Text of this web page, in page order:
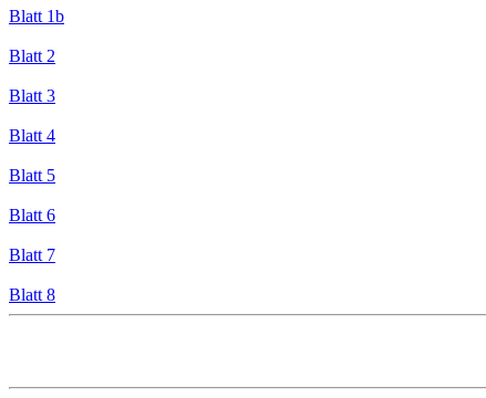
Blatt 1b
Blatt 2
Blatt 3
Blatt 4
Blatt 5
Blatt 6
Blatt 7
Blatt 8